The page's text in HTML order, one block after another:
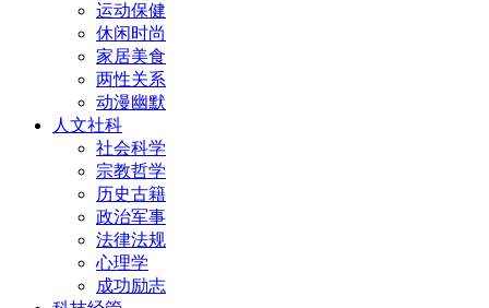
运动保健
休闲时尚
家居美食
两性关系
动漫幽默
人文社科
社会科学
宗教哲学
历史古籍
政治军事
法律法规
心理学
成功励志